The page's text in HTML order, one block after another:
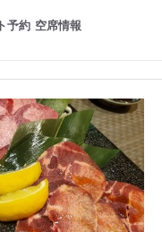
予約 空席情報